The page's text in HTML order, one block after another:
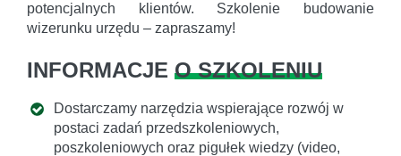
potencjalnych klientów. Szkolenie budowanie
wizerunku urzędu – zapraszamy!
INFORMACJE O SZKOLENIU
Dostarczamy narzędzia wspierające rozwój w
postaci zadań przedszkoleniowych,
poszkoleniowych oraz pigułek wiedzy (video,